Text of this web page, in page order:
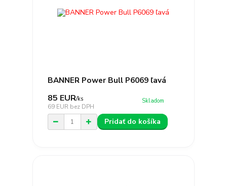
BANNER Power Bull P6069 ľavá
85 EUR/ks
69 EUR bez DPH
Skladom
Pridať do košíka